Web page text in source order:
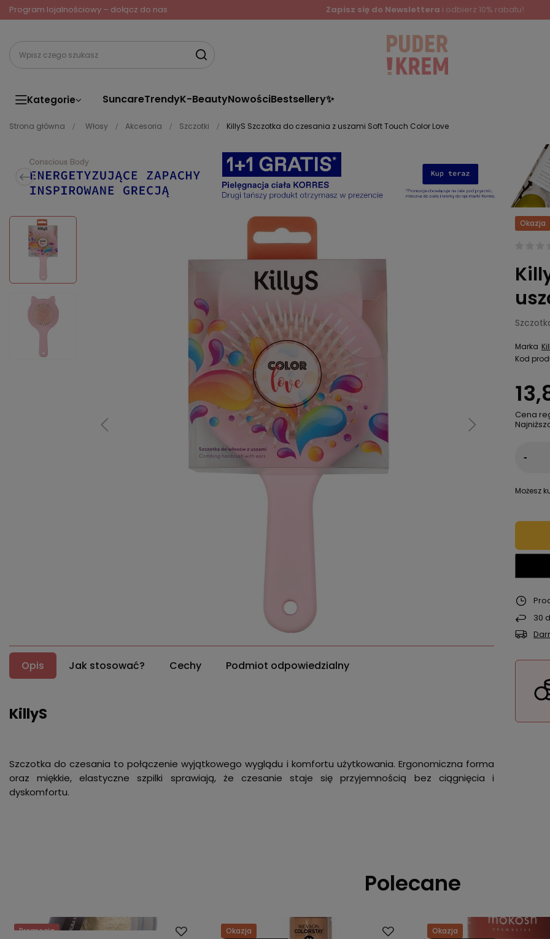
Program lojalnościowy – dołącz do nas Zapisz się do Newslettera i odbierz 10% rabatu!
Kategorie SuncareTrendyK-BeautyNowościBestsellery✨
Strona główna Włosy Akcesoria Szczotki KillyS Szczotka do czesania z uszami Soft Touch Color Love
Opis Jak stosować? Cechy Podmiot odpowiedzialny
KillyS
Szczotka do czesania to połączenie wyjątkowego wyglądu i komfortu użytkowania. Ergonomiczna forma
oraz miękkie, elastyczne szpilki sprawiają, że czesanie staje się przyjemnością bez ciągnięcia i
dyskomfortu.
Okazja
Marka
Kod
Cena
-
Możesz
30
Polecane
Promocja
Okazja
Okazja